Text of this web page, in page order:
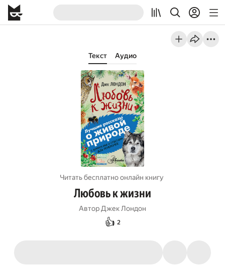
Текст Аудио
Читать бесплатно онлайн книгу
Любовь к жизни
Автор Джек Лондон
👍 2